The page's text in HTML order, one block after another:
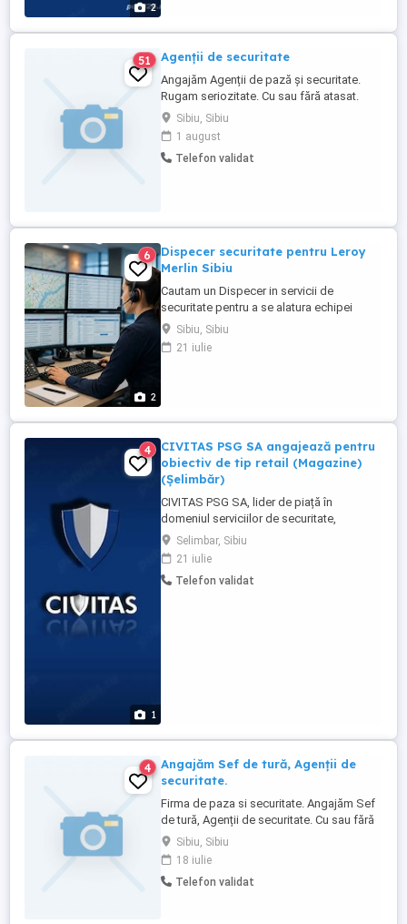
2
51 Agenții de securitate
Angajăm Agenții de pază și securitate.
Rugam seriozitate. Cu sau fără atasat.
Pentru Obiective în Sibiu și Mediaș Sunați
doar în intervalul 8 - 18 de luni pana vineri.
Sibiu, Sibiu
1 august
Telefon validat
2
6
Dispecer securitate pentru Leroy
Merlin Sibiu
Cautam un Dispecer in servicii de
securitate pentru a se alatura echipei
noastre. Candidatul ideal va fi responsabil
pentru monitorizarea sistemelor de
securitate. Responsabilitati: *
procedurilor ...
Sibiu, Sibiu
21 iulie
1
4
CIVITAS PSG SA angajează pentru
obiectiv de tip retail (Magazine)
(Șelimbăr)
CIVITAS PSG SA, lider de piață în
domeniul serviciilor de securitate,
angajează personal pentru retail, situat în
apropierea Shopping City, Șelimbăr.
Căutăm colegi responsabili pentru
posturile de: Șef de tură Dispecer Agent
Selimbar, Sibiu
21 iulie
Telefon validat
4
Angajăm Sef de tură, Agenții de
securitate.
Firma de paza si securitate. Angajăm Sef
de tură, Agenții de securitate. Cu sau fără
atasat în locații fixe.Program flexibil.
Cerem și oferim seriozitate sunați în
intervalul 8-16 de luni pana vineri.
Mulțumesc! .
Sibiu, Sibiu
18 iulie
Telefon validat